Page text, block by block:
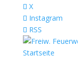
X
Instagram
RSS
Startseite